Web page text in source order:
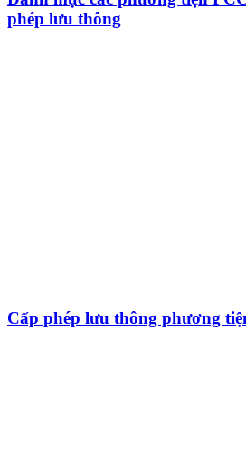
phép lưu thông
Cấp phép lưu thông phương